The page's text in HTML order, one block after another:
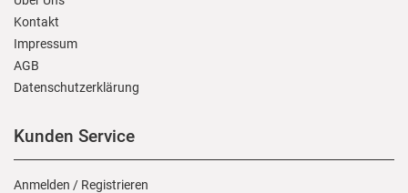
Kontakt
Impressum
AGB
Daten­schutz­erklärung
Kunden Service
Anmelden / Registrieren